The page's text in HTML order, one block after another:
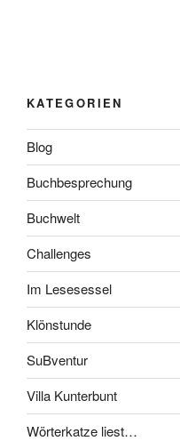
KATEGORIEN
Blog
Buchbesprechung
Buchwelt
Challenges
Im Lesesessel
Klönstunde
SuBventur
Villa Kunterbunt
Wörterkatze liest…